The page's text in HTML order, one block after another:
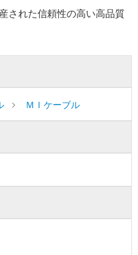
された信頼性の高い高品質
ＭＩケーブル